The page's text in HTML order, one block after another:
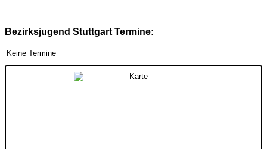
Bezirksjugend Stuttgart Termine:
Keine Termine